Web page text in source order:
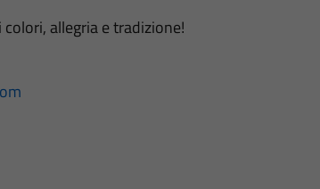
allegria e tradizione!